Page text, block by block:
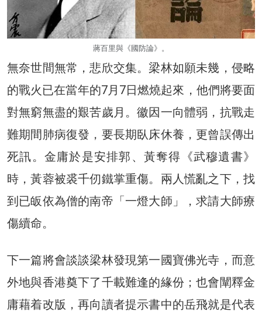
蔣百里與《國防論》。
無奈世間無常，悲欣交集。梁林如願未幾，侵略
的戰火已在當年的7月7日燃燒起來，他們將要面
對無窮無盡的艱苦歲月。徽因一向體弱，抗戰走
難期間肺病復發，要長期臥床休養，更曾誤傳出
死訊。金庸於是安排郭、黃奪得《武穆遺書》
時，黃蓉被裘千仞鐵掌重傷。兩人慌亂之下，找
到已皈依為僧的南帝「一燈大師」，求請大師療
傷續命。
下一篇將會談談梁林發現第一國寶佛光寺，而意
外地與香港奠下了千載難逢的緣份；也會闡釋金
庸藉着改版，再向讀者提示書中的岳飛就是代表